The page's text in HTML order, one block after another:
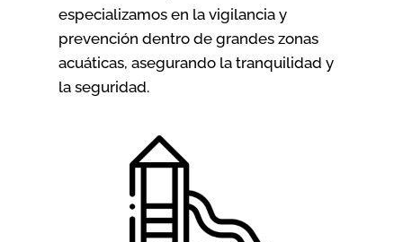
especializamos en la vigilancia y
prevención dentro de grandes zonas
acuáticas, asegurando la tranquilidad y
la seguridad.